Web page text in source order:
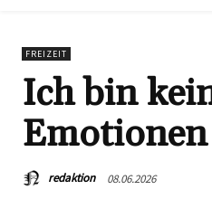
FREIZEIT
Ich bin
redaktion 08.06.2026